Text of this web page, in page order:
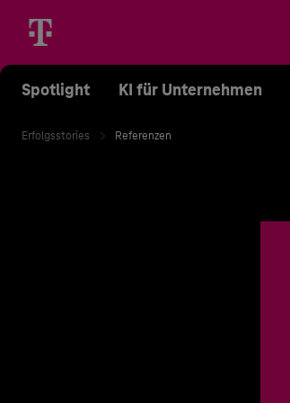
Spotlight KI für Unternehmen
Erfolgsstories Referenzen